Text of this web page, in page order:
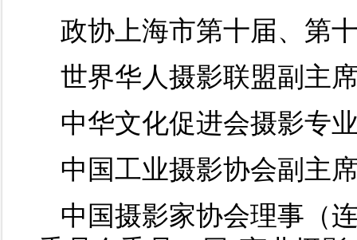
政协上海市第十届、第
世界华人摄影联盟副主
中华文化促进会摄影专
中国工业摄影协会副主
中国摄影家协会理事（